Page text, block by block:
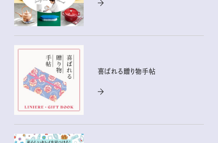
喜ばれる贈り物手帖